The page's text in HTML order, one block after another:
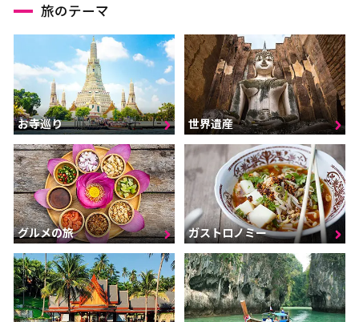
旅のテーマ
お寺巡り 世界遺産
グルメの旅 ガストロノミー